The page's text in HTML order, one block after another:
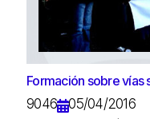
Formación sobre vías
9046
05/04/2016